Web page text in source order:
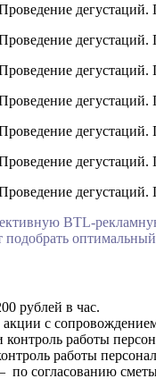
BTL-
рублей в час.
с
контроль работы
работы
по согласованию